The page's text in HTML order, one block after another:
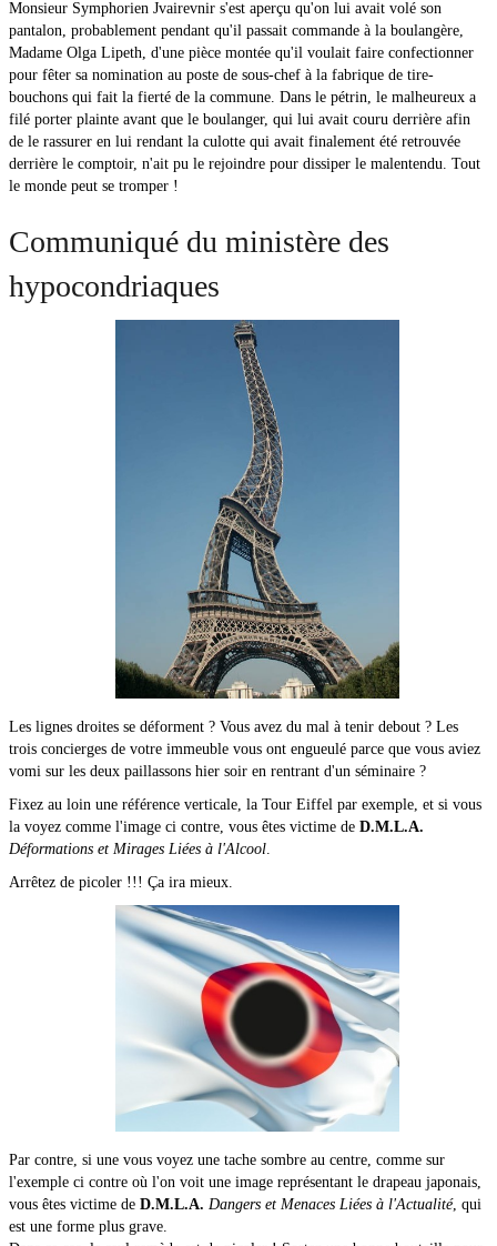
Monsieur Symphorien Jvairevnir s'est aperçu qu'on lui avait volé son
pantalon, probablement pendant qu'il passait commande à la boulangère,
Madame Olga Lipeth, d'une pièce montée qu'il voulait faire confectionner
pour fêter sa nomination au poste de sous-chef à la fabrique de tire-
bouchons qui fait la fierté de la commune. Dans le pétrin, le malheureux a
filé porter plainte avant que le boulanger, qui lui avait couru derrière afin
de le rassurer en lui rendant la culotte qui avait finalement été retrouvée
derrière le comptoir, n'ait pu le rejoindre pour dissiper le malentendu. Tout
le monde peut se tromper !
Communiqué du ministère des
hypocondriaques
Les lignes droites se déforment ? Vous avez du mal à tenir debout ? Les
trois concierges de votre immeuble vous ont engueulé parce que vous aviez
vomi sur les deux paillassons hier soir en rentrant d'un séminaire ?
Fixez au loin une référence verticale, la Tour Eiffel par exemple, et si vous
la voyez comme l'image ci contre, vous êtes victime de D.M.L.A.
Déformations et Mirages Liées à l'Alcool.
Arrêtez de picoler !!! Ça ira mieux.
Par contre, si une vous voyez une tache sombre au centre, comme sur
l'exemple ci contre où l'on voit une image représentant le drapeau japonais,
vous êtes victime de D.M.L.A. Dangers et Menaces Liées à l'Actualité, qui
est une forme plus grave.